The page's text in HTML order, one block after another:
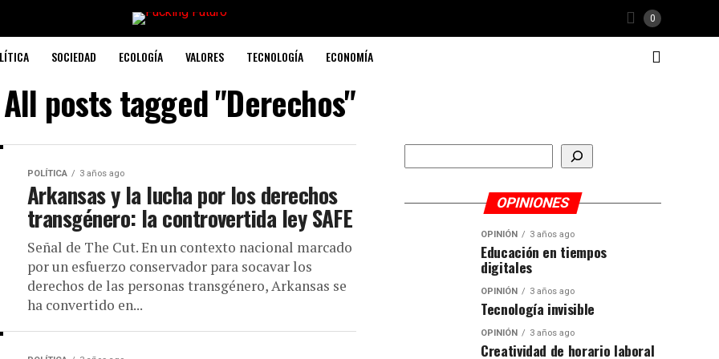
0
SOCIEDAD ECOLOGÍA VALORES TECNOLOGÍA ECONOMÍA
All posts tagged "Derechos"
POLÍTICA 3 años ago
Arkansas y la lucha por los derechos
transgénero: la controvertida ley SAFE
Señal de The Cut. En un contexto nacional marcado
por un esfuerzo conservador para socavar los
derechos de las personas transgénero, Arkansas se
ha convertido en...
Buscar
OPINIONES
OPINIÓN 3 años ago
Educación en tiempos
digitales
OPINIÓN 3 años ago
Tecnología invisible
OPINIÓN 3 años ago
Creatividad de horario laboral